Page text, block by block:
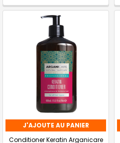
J'AJOUTE AU PANIER
Conditioner Keratin Arganicare